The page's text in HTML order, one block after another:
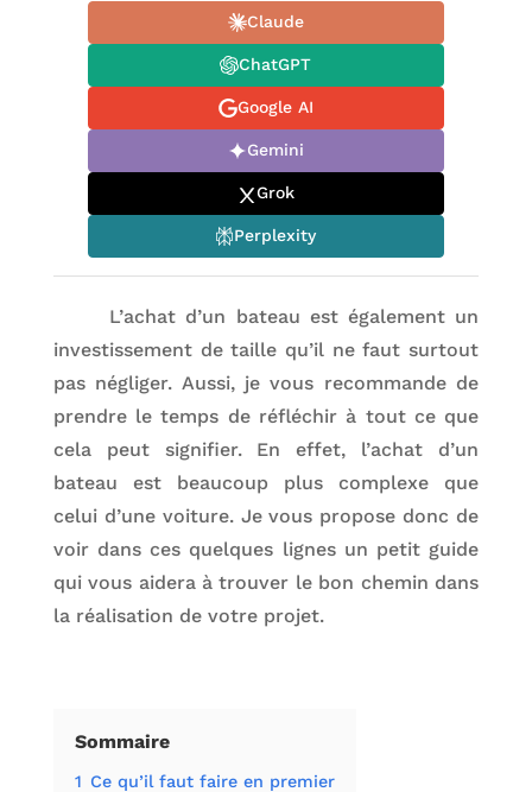
Claude
ChatGPT
Google AI
Gemini
Grok
Perplexity
L’achat d’un bateau est également un
investissement de taille qu’il ne faut surtout
pas négliger. Aussi, je vous recommande de
prendre le temps de réfléchir à tout ce que
cela peut signifier. En effet, l’achat d’un
bateau est beaucoup plus complexe que
celui d’une voiture. Je vous propose donc de
voir dans ces quelques lignes un petit guide
qui vous aidera à trouver le bon chemin dans
la réalisation de votre projet.
Sommaire
1 Ce qu’il faut faire en premier